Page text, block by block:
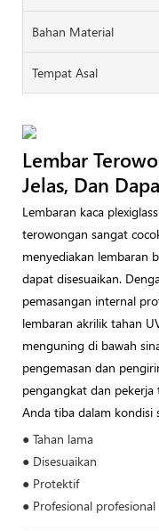
Bahan Material
Tempat Asal
Lembar
Jelas, Dan
Lembaran kaca
terowongan sangat
menyediakan lembaran
dapat disesuaikan.
pemasangan internal
lembaran akrilik tahan
menguning di bawah
pengemasan dan
pengangkat dan
Anda tiba dalam kondisi
● Tahan lama
● Disesuaikan
● Protektif
● Profesional profesional